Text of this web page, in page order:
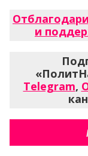
и
Telegram,